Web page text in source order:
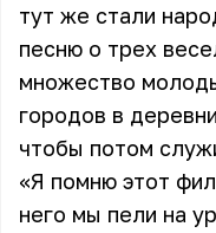
тут же стали
песню о трех
множество
городов в
чтобы потом
«Я помню этот
него мы пели на